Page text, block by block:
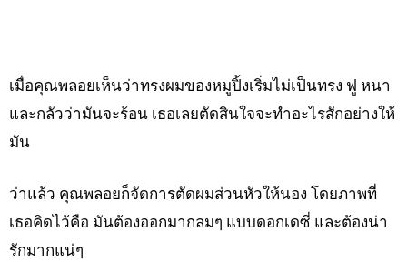
เมื่อคุณพลอยเห็นว่าทรงผมของหมูปิ้งเริ่มไม่เป็นทรง ฟู หนา
และกลัวว่ามันจะร้อน เธอเลยตัดสินใจจะทำอะไรสักอย่างให้
มัน
ว่าแล้ว คุณพลอยก็จัดการตัดผมส่วนหัวให้นอง โดยภาพที่
เธอคิดไว้คือ มันต้องออกมากลมๆ แบบดอกเดซี่ และต้องน่า
รักมากแน่ๆ